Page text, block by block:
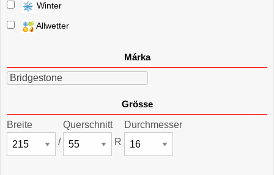
Winter
Allwetter
Márka
Bridgestone
Grösse
Breite
/
Querschnitt
R
Durchmesser